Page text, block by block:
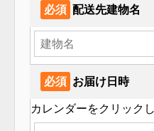
必須 配送先建物名
必須 お届け日時
カレンダーをクリック